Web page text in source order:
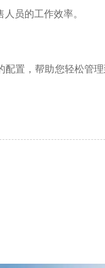
员的工作效率。
置，帮助您轻松管理